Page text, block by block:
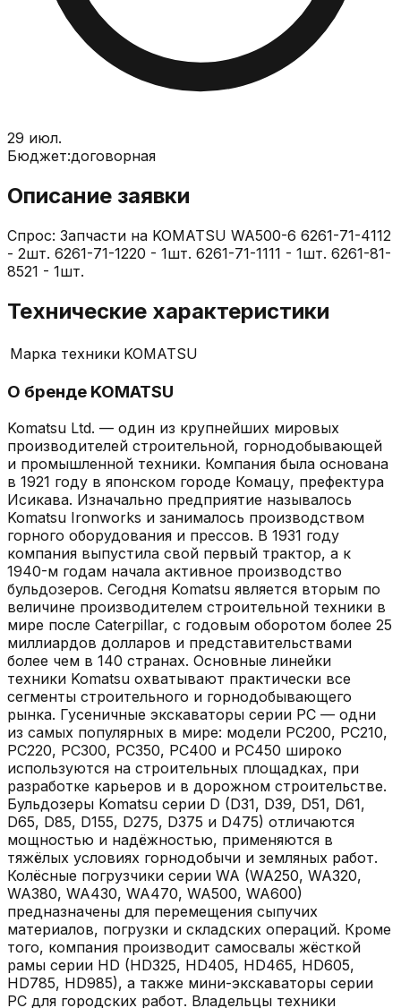
29 июл.
Бюджет:договорная
Описание заявки
Спрос: Запчасти на KOMATSU WA500-6 6261-71-4112
- 2шт. 6261-71-1220 - 1шт. 6261-71-1111 - 1шт. 6261-81-
8521 - 1шт.
Технические характеристики
Марка техники KOMATSU
О бренде KOMATSU
Komatsu Ltd. — один из крупнейших мировых
производителей строительной, горнодобывающей
и промышленной техники. Компания была основана
в 1921 году в японском городе Комацу, префектура
Исикава. Изначально предприятие называлось
Komatsu Ironworks и занималось производством
горного оборудования и прессов. В 1931 году
компания выпустила свой первый трактор, а к
1940-м годам начала активное производство
бульдозеров. Сегодня Komatsu является вторым по
величине производителем строительной техники в
мире после Caterpillar, с годовым оборотом более 25
миллиардов долларов и представительствами
более чем в 140 странах. Основные линейки
техники Komatsu охватывают практически все
сегменты строительного и горнодобывающего
рынка. Гусеничные экскаваторы серии PC — одни
из самых популярных в мире: модели PC200, PC210,
PC220, PC300, PC350, PC400 и PC450 широко
используются на строительных площадках, при
разработке карьеров и в дорожном строительстве.
Бульдозеры Komatsu серии D (D31, D39, D51, D61,
D65, D85, D155, D275, D375 и D475) отличаются
мощностью и надёжностью, применяются в
тяжёлых условиях горнодобычи и земляных работ.
Колёсные погрузчики серии WA (WA250, WA320,
WA380, WA430, WA470, WA500, WA600)
предназначены для перемещения сыпучих
материалов, погрузки и складских операций. Кроме
того, компания производит самосвалы жёсткой
рамы серии HD (HD325, HD405, HD465, HD605,
HD785, HD985), а также мини-экскаваторы серии
PC для городских работ. Владельцы техники